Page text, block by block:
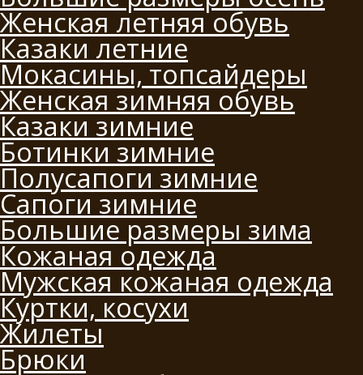
Женская летняя обувь
Казаки летние
Мокасины, топсайдеры
Женская зимняя обувь
Казаки зимние
Ботинки зимние
Полусапоги зимние
Сапоги зимние
Большие размеры зима
Кожаная одежда
Мужская кожаная одежда
Куртки, косухи
Жилеты
Брюки